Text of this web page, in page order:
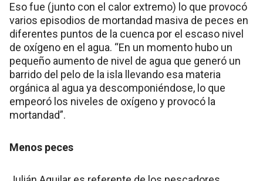
Eso fue (junto con el calor extremo) lo que provocó
varios episodios de mortandad masiva de peces en
diferentes puntos de la cuenca por el escaso nivel
de oxígeno en el agua. “En un momento hubo un
pequeño aumento de nivel de agua que generó un
barrido del pelo de la isla llevando esa materia
orgánica al agua ya descomponiéndose, lo que
empeoró los niveles de oxígeno y provocó la
mortandad”.
Menos peces